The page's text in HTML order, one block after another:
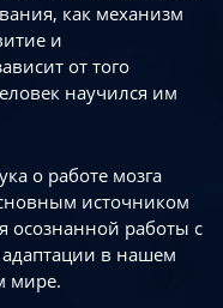
как механизм
и
от того
научился им
о работе мозга
источником
осознанной работы с
в нашем
мире.